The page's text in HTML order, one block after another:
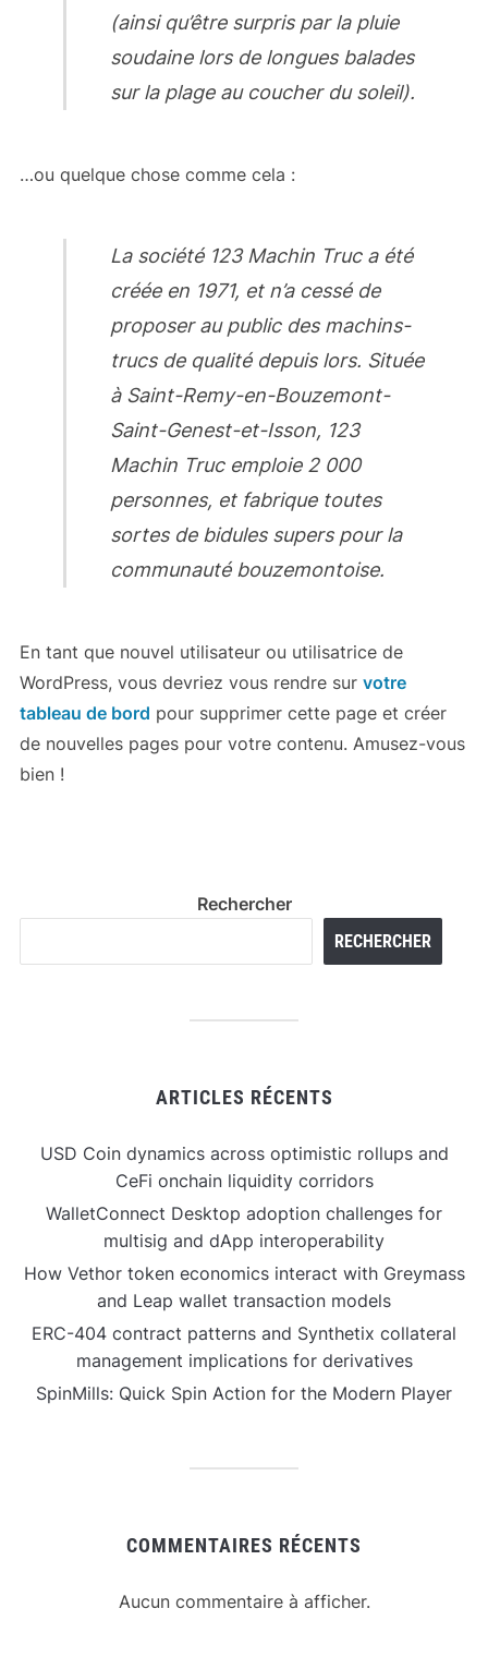
(ainsi qu’être surpris par la pluie
soudaine lors de longues balades
sur la plage au coucher du soleil).
…ou quelque chose comme cela :
La société 123 Machin Truc a été
créée en 1971, et n’a cessé de
proposer au public des machins-
trucs de qualité depuis lors. Située
à Saint-Remy-en-Bouzemont-
Saint-Genest-et-Isson, 123
Machin Truc emploie 2 000
personnes, et fabrique toutes
sortes de bidules supers pour la
communauté bouzemontoise.
En tant que nouvel utilisateur ou utilisatrice de
WordPress, vous devriez vous rendre sur votre
tableau de bord pour supprimer cette page et créer
de nouvelles pages pour votre contenu. Amusez-vous
bien !
Rechercher
RECHERCHER
ARTICLES RÉCENTS
USD Coin dynamics across optimistic rollups and
CeFi onchain liquidity corridors
WalletConnect Desktop adoption challenges for
multisig and dApp interoperability
How Vethor token economics interact with Greymass
and Leap wallet transaction models
ERC-404 contract patterns and Synthetix collateral
management implications for derivatives
SpinMills: Quick Spin Action for the Modern Player
COMMENTAIRES RÉCENTS
Aucun commentaire à afficher.